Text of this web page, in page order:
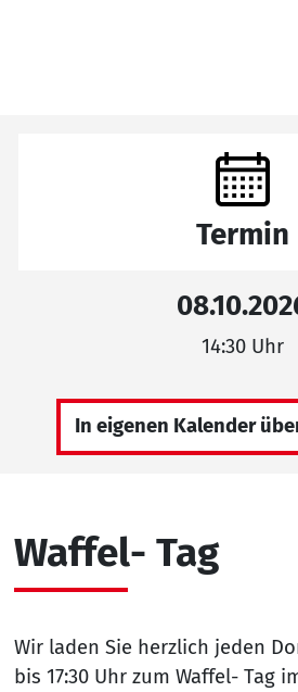
Waffel- Tag
Wir laden Sie herzlich jeden
bis 17:30 Uhr zum Waffel- Tag
Termin
14:30 Uhr
In eigenen Kalender